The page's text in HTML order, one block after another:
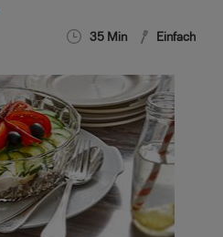
35 Min Einfach